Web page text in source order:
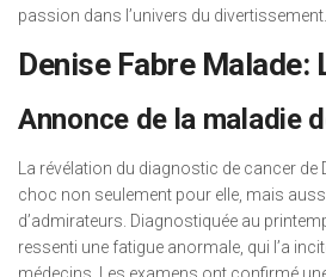
passion dans l’univers du divertissement.
Denise Fabre Malade:
Annonce de la maladie
La révélation du diagnostic de cancer de
choc non seulement pour elle, mais
d’admirateurs. Diagnostiquée au
ressenti une fatigue anormale, qui l’a
médecins. Les examens ont confirmé